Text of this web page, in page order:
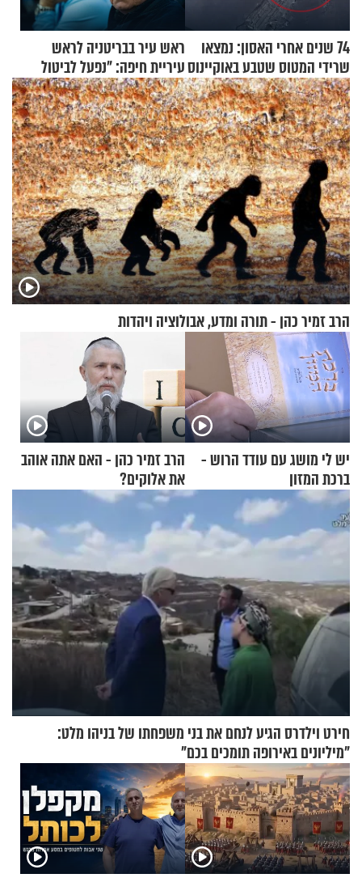
74 שנים אחרי האסון: נמצאו
שרידי המטוס שטבע באוקיינוס
עם עשרות נוסעים
ראש עיר בבריטניה לראש
עיריית חיפה: ״נפעל לביטול
ברית הערים התאומות״
הרב זמיר כהן - תורה ומדע, אבולוציה ויהדות
יש לי מושג עם עודד הרוש -
ברכת המזון
הרב זמיר כהן - האם אתה אוהב
את אלוקים?
חירט וילדרס הגיע לנחם את בני משפחתו של בניהו מלט:
"מיליונים באירופה תומכים בכם"